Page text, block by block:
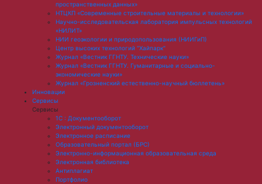
пространственных данных»
НТЦКП «Современные строительные материалы и технологии»
Научно-исследовательская лаборатория импульсных технологий
«НИЛИТ»
НИИ геоэкологии и природопользования (НИИГиП)
Центр высоких технологий "Хайпарк"
Журнал «Вестник ГГНТУ. Технические науки»
Журнал «Вестник ГГНТУ. Гуманитарные и социально-
экономические науки»
Журнал «Грозненский естественно-научный бюллетень»
Инновации
Сервисы
Сервисы
1С : Документооборот
Электронный документооборот
Электронное расписание
Образовательный портал (БРС)
Электронно-информационная образовательная среда
Электронная библиотека
Антиплагиат
Портфолио